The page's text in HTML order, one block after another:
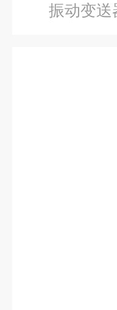
振动变送